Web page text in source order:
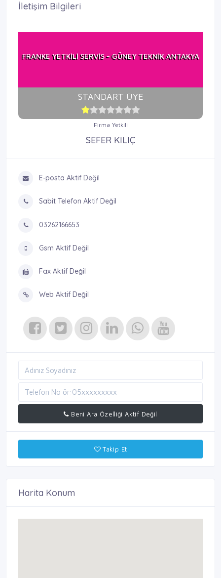
İletişim Bilgileri
FRANKE YETKİLİ SERVİS - GÜNEY TEKNİK ANTAKYA
STANDART ÜYE
Firma Yetkili
SEFER KILIÇ
E-posta Aktif Değil
Sabit Telefon Aktif Değil
03262166653
Gsm Aktif Değil
Fax Aktif Değil
Web Aktif Değil
Beni Ara Özelliği Aktif Değil
Takip Et
Harita Konum